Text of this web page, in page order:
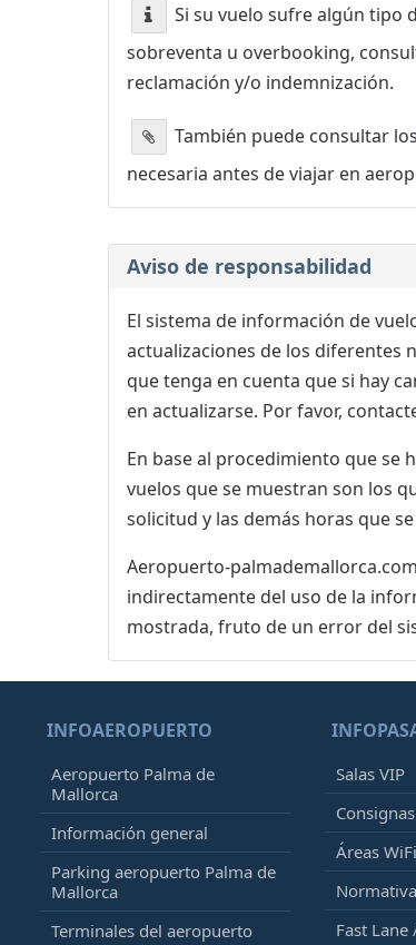
Si su vuelo sufre algún tipo
sobreventa u overbooking,
reclamación y/o indemnización.
También puede consultar los
necesaria antes de viajar en
Aviso de responsabilidad
El sistema de información de
actualizaciones de los diferentes
que tenga en cuenta que si hay
en actualizarse. Por favor,
En base al procedimiento que se
vuelos que se muestran son los
solicitud y las demás horas que
Aeropuerto-
indirectamente del uso de la
mostrada, fruto de un error del
INFOAEROPUERTO
Aeropuerto Palma de
Mallorca
Información general
Parking aeropuerto Palma de
Mallorca
Terminales del aeropuerto
Salas VIP
Consignas
Áreas
Fast Lane